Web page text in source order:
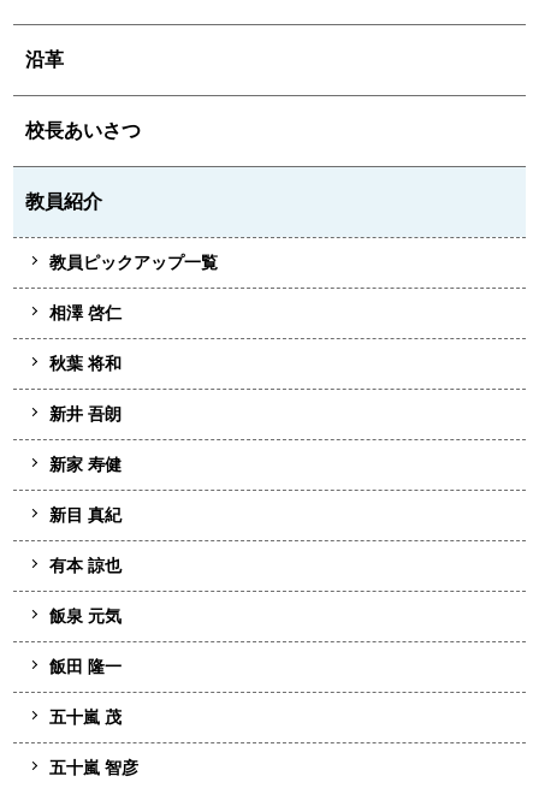
沿革
校長あいさつ
教員紹介
教員ピックアップ一覧
相澤 啓仁
秋葉 将和
新井 吾朗
新家 寿健
新目 真紀
有本 諒也
飯泉 元気
飯田 隆一
五十嵐 茂
五十嵐 智彦